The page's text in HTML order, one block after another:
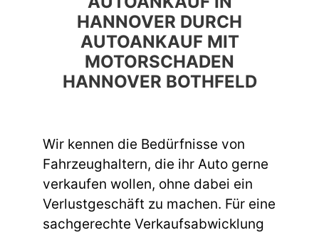
HANNOVER DURCH
AUTOANKAUF MIT
MOTORSCHADEN
HANNOVER BOTHFELD
Wir kennen die Bedürfnisse von
Fahrzeughaltern, die ihr Auto gerne
verkaufen wollen, ohne dabei ein
Verlustgeschäft zu machen. Für eine
sachgerechte Verkaufsabwicklung